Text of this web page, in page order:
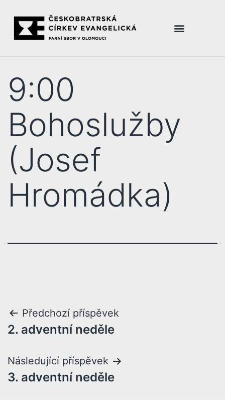
9:00
Bohoslužby
(Josef
Hromádka)
Předchozí příspěvek
2. adventní neděle
Následující příspěvek
3. adventní neděle